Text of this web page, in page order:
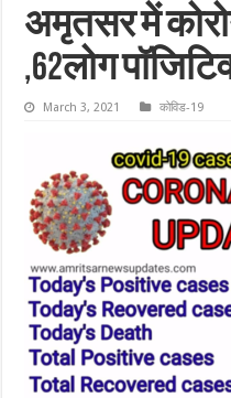
अमृतसर में
,62लोग
March 3, 2021 कोविड-19